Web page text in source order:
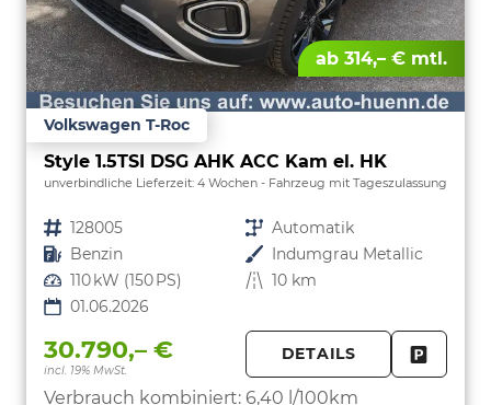
ab 314,– € mtl.
Volkswagen T-Roc
Style 1.5TSI DSG AHK ACC Kam el. HK
unverbindliche Lieferzeit: 4 Wochen Fahrzeug mit Tageszulassung
Fahrzeugnr. 128005 Getriebe Automatik
Kraftstoff Benzin Außenfarbe Indumgrau Metallic
Leistung 110 kW (150 PS) Kilometerstand 10 km
01.06.2026
30.790,– €
incl. 19% MwSt.
DETAILS
Verbrauch kombiniert: 6,40 l/100km